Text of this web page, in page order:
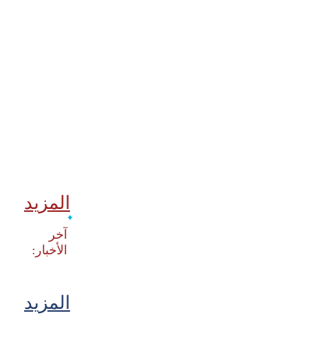
المزيد
‫آخر
المزيد